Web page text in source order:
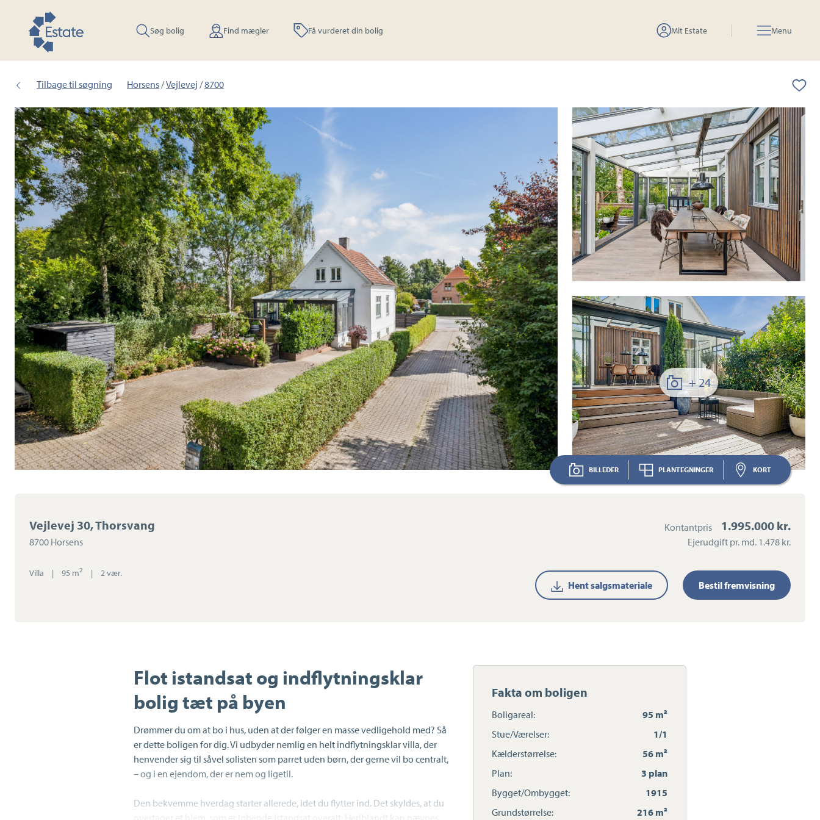
Søg bolig Find mægler Få vurderet din bolig Mit Estate Menu
Tilbage til søgning Horsens/Vejlevej /8700
+ 24
BILLEDER PLANTEGNINGER KORT
Vejlevej 30, Thorsvang
8700 Horsens
Villa | 95 m2 | 2 vær.
Kontantpris 1.995.000 kr.
Ejerudgift pr. md. 1.478 kr.
Hent salgsmateriale Bestil fremvisning
Flot istandsat og indflytningsklar
bolig tæt på byen
Drømmer du om at bo i hus, uden at der følger en masse vedligehold med? Så
er dette boligen for dig. Vi udbyder nemlig en helt indflytningsklar villa, der
henvender sig til såvel solisten som parret uden børn, der gerne vil bo centralt,
– og i en ejendom, der er nem og ligetil.
Den bekvemme hverdag starter allerede, idet du flytter ind. Det skyldes, at du
overtager et hjem, som er løbende istandsat overalt: Heriblandt kan nævnes,
Fakta om boligen
Boligareal:
95 m²
Stue/Værelser:
1/1
Kælderstørrelse:
56 m²
Plan:
3 plan
Bygget/Ombygget:
1915
Grundstørrelse:
216 m²